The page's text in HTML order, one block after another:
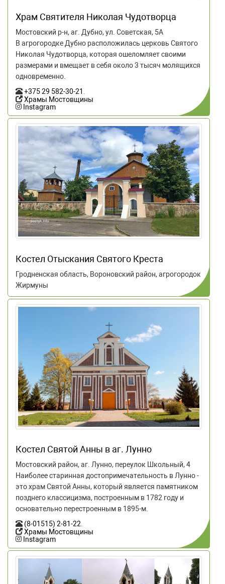
Храм Святителя Николая Чудотворца
Мостовский р-н, аг. Дубно, ул. Советская, 5А
В агрогородке Дубно расположилась церковь Святого
Николая Чудотворца, которая ошеломляет своими
размерами и вмещает в себя около 3 тысяч молящихся
одновременно.
+375 29 582-30-21
Храмы Мостовщины
Instagram
Костел Отыскания Святого Креста
Гродненская область, Вороновский район, агрогородок
Жирмуны
Костел Святой Анны в аг. Лунно
Мостовский район, аг. Лунно, переулок Школьный, 4
Наиболее старинная достопримечательность в Лунно -
это храм Святой Анны, который является памятником
позднего классицизма, построенным в 1782 году и
основательно перестроенным в 1895-м.
(8-01515) 2-81-22
Храмы Мостовщины
Instagram